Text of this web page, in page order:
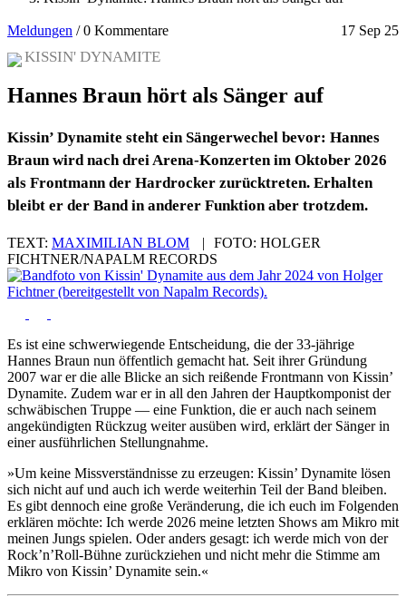
Meldungen 17 Sep 25
/0 Kommentare
KISSIN' DYNAMITE
Hannes Braun hört als Sänger auf
Kissin’ Dynamite steht ein Sängerwechel bevor: Hannes
Braun wird nach drei Arena-Konzerten im Oktober 2026
als Frontmann der Hardrocker zurücktreten. Erhalten
bleibt er der Band in anderer Funktion aber trotzdem.
TEXT: MAXIMILIAN BLOM | FOTO: HOLGER
FICHTNER/NAPALM RECORDS
Es ist eine schwerwiegende Entscheidung, die der 33-jährige
Hannes Braun nun öffentlich gemacht hat. Seit ihrer Gründung
2007 war er die alle Blicke an sich reißende Frontmann von Kissin’
Dynamite. Zudem war er in all den Jahren der Hauptkomponist der
schwäbischen Truppe — eine Funktion, die er auch nach seinem
angekündigten Rückzug weiter ausüben wird, erklärt der Sänger in
einer ausführlichen Stellungnahme.
»Um keine Missverständnisse zu erzeugen: Kissin’ Dynamite lösen
sich nicht auf und auch ich werde weiterhin Teil der Band bleiben.
Es gibt dennoch eine große Veränderung, die ich euch im Folgenden
erklären möchte: Ich werde 2026 meine letzten Shows am Mikro mit
meinen Jungs spielen. Oder anders gesagt: ich werde mich von der
Rock’n’Roll-Bühne zurückziehen und nicht mehr die Stimme am
Mikro von Kissin’ Dynamite sein.«